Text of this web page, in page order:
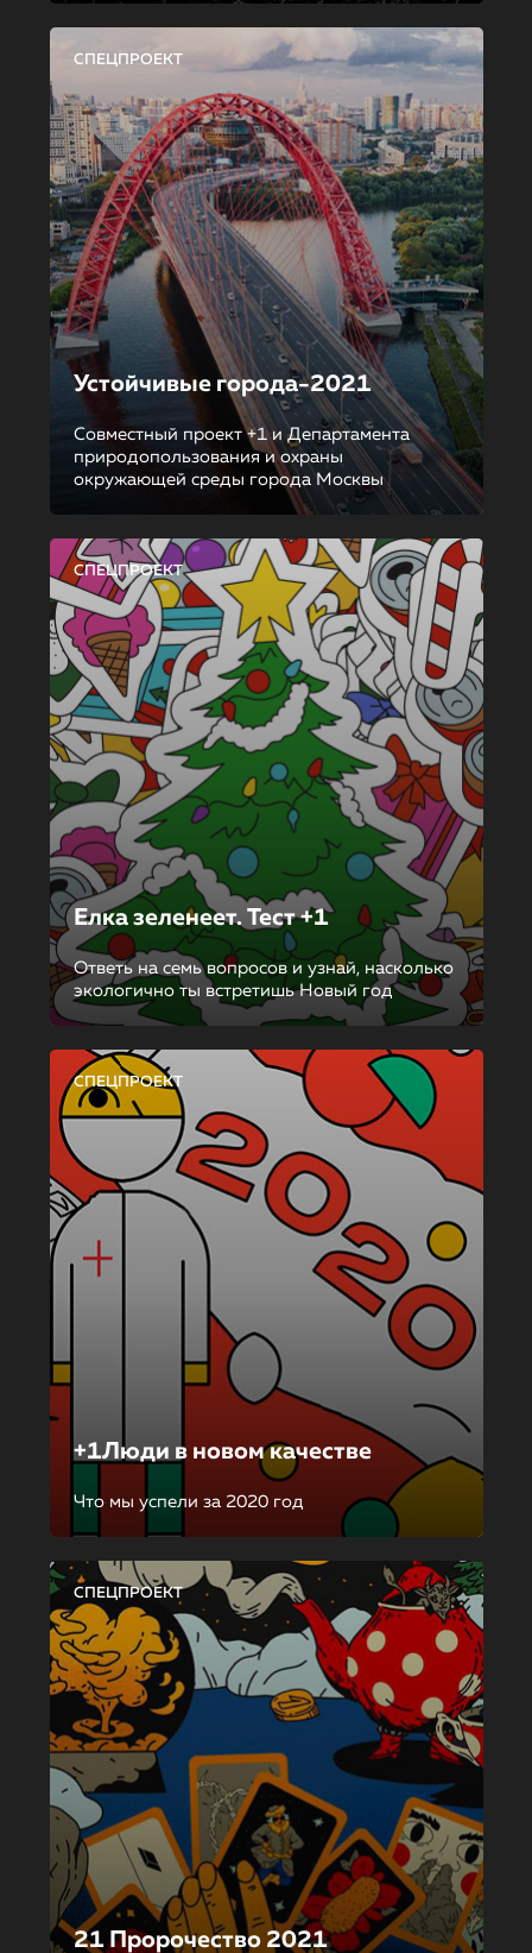
СПЕЦПРОЕКТ
Устойчивые города-2021
Совместный проект +1 и Департамента
природопользования и охраны
окружающей среды города Москвы
СПЕЦПРОЕКТ
Елка зеленеет. Тест +1
Ответь на семь вопросов и узнай, насколько
экологично ты встретишь Новый год
СПЕЦПРОЕКТ
+1Люди в новом качестве
Что мы успели за 2020 год
СПЕЦПРОЕКТ
21 Пророчество 2021